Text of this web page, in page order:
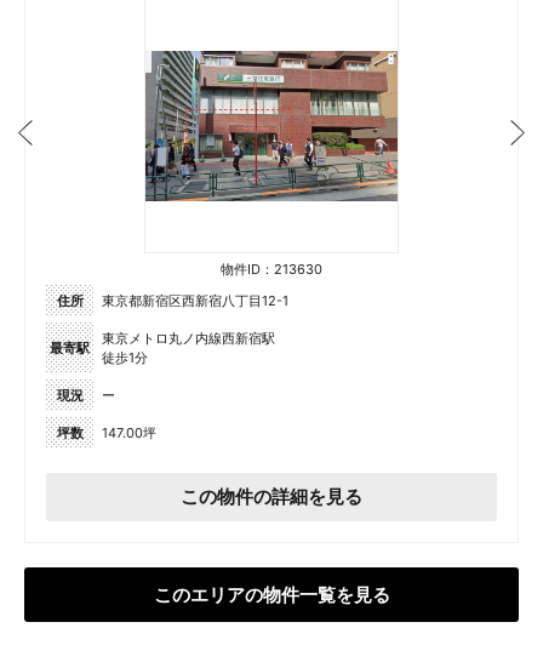
物件ID：213630
住所
東京都新宿区西新宿八丁目12-1
最寄駅
東京メトロ丸ノ内線西新宿駅
徒歩1分
現況 ー
坪数 147.00坪
この物件の詳細を見る
このエリアの物件一覧を見る